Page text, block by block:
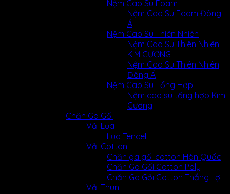
Nệm Cao Su Foam
Nệm Cao Su Foam Đông
Á
Nệm Cao Su Thiên Nhiên
Nệm Cao Su Thiên Nhiên
KIM CƯƠNG
Nệm Cao Su Thiên Nhiên
Đông Á
Nệm Cao Su Tổng Hợp
Nệm cao su tổng hợp Kim
Cương
Chăn Ga Gối
Vải Lụa
Lụa Tencel
Vải Cotton
Chăn ga gối cotton Hàn Quốc
Chăn Ga Gối Cotton Poly
Chăn Ga Gối Cotton Thắng Lợi
Vải Thun